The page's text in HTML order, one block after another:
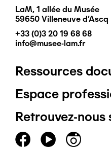
LaM, 1 allée du Musée
59650 Villeneuve d'Ascq
+33 (0)3 20 19 68 68
info@musee-lam.fr
Pied
de
page
Ressources
Espace
Retrouvez-nous